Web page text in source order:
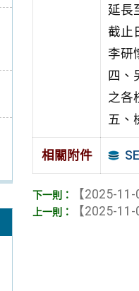
延長
截止
李研
四、
之各
五、
相關附件
【2025-11-
【2025-11-